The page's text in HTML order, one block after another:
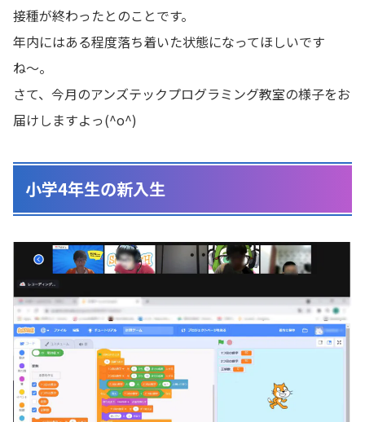
接種が終わったとのことです。
年内にはある程度落ち着いた状態になってほしいです
ね〜。
さて、今月のアンズテックプログラミング教室の様子をお
届けしますよっ(^o^)
小学4年生の新入生